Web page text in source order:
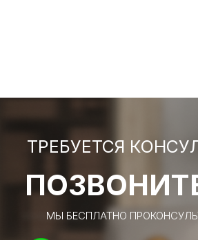
ТРЕБУЕТСЯ
МЫ БЕСПЛАТНО